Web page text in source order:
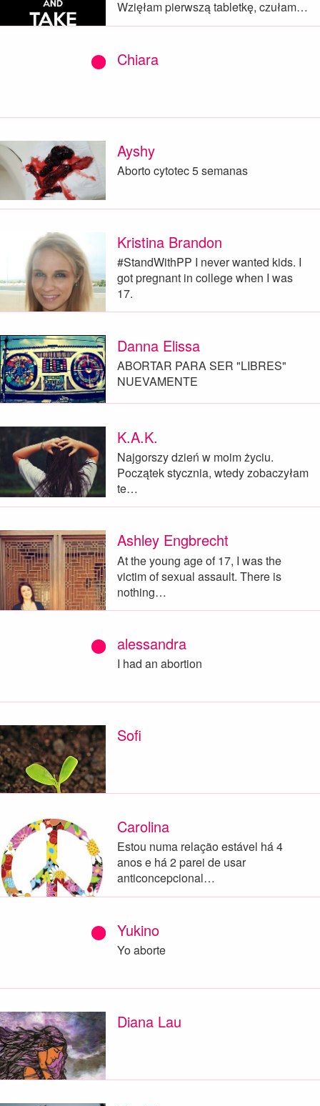
Wzięłam pierwszą tabletkę, czułam…
Chiara
Ayshy
Aborto cytotec 5 semanas
Kristina Brandon
‪#‎StandWithPP‬ I never wanted kids. I
got pregnant in college when I was
17.
Danna Elissa
ABORTAR PARA SER "LIBRES"
NUEVAMENTE
K.A.K.
Najgorszy dzień w moim życiu.
Początek stycznia, wtedy zobaczyłam
te…
Ashley Engbrecht
At the young age of 17, I was the
victim of sexual assault. There is
nothing…
alessandra
I had an abortion
Sofi
Carolina
Estou numa relação estável há 4
anos e há 2 parei de usar
anticoncepcional…
Yukino
Yo aborte
Diana Lau